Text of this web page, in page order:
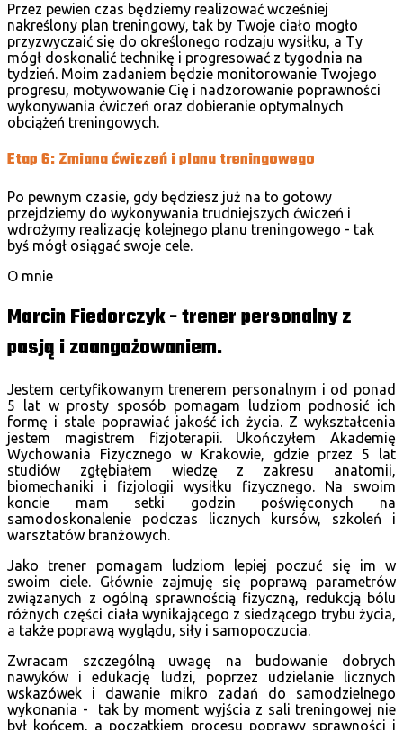
Przez pewien czas będziemy realizować wcześniej
nakreślony plan treningowy, tak by Twoje ciało mogło
przyzwyczaić się do określonego rodzaju wysiłku, a Ty
mógł doskonalić technikę i progresować z tygodnia na
tydzień. Moim zadaniem będzie monitorowanie Twojego
progresu, motywowanie Cię i nadzorowanie poprawności
wykonywania ćwiczeń oraz dobieranie optymalnych
obciążeń treningowych.
Etap 6: Zmiana ćwiczeń i planu treningowego
Po pewnym czasie, gdy będziesz już na to gotowy
przejdziemy do wykonywania trudniejszych ćwiczeń i
wdrożymy realizację kolejnego planu treningowego - tak
byś mógł osiągać swoje cele.
O mnie
Marcin Fiedorczyk - trener personalny z
pasją i zaangażowaniem.
Jestem certyfikowanym trenerem personalnym i od ponad
5 lat w prosty sposób pomagam ludziom podnosić ich
formę i stale poprawiać jakość ich życia. Z wykształcenia
jestem magistrem fizjoterapii. Ukończyłem Akademię
Wychowania Fizycznego w Krakowie, gdzie przez 5 lat
studiów zgłębiałem wiedzę z zakresu anatomii,
biomechaniki i fizjologii wysiłku fizycznego. Na swoim
koncie mam setki godzin poświęconych na
samodoskonalenie podczas licznych kursów, szkoleń i
warsztatów branżowych.
Jako trener pomagam ludziom lepiej poczuć się im w
swoim ciele. Głównie zajmuję się poprawą parametrów
związanych z ogólną sprawnością fizyczną, redukcją bólu
różnych części ciała wynikającego z siedzącego trybu życia,
a także poprawą wyglądu, siły i samopoczucia.
Zwracam szczególną uwagę na budowanie dobrych
nawyków i edukację ludzi, poprzez udzielanie licznych
wskazówek i dawanie mikro zadań do samodzielnego
wykonania - tak by moment wyjścia z sali treningowej nie
był końcem, a początkiem procesu poprawy sprawności i